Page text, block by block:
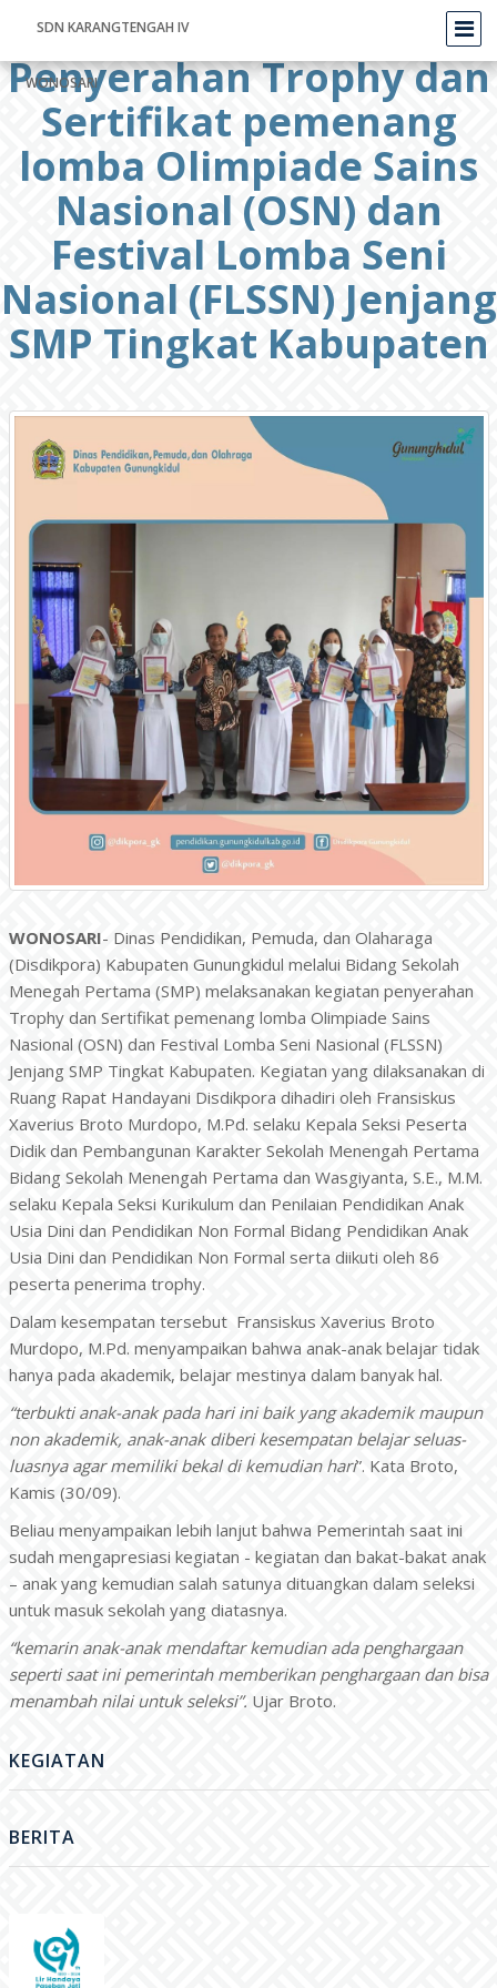
SDN KARANGTENGAH IV
WONOSARI
Penyerahan Trophy dan
Sertifikat pemenang
lomba Olimpiade Sains
Nasional (OSN) dan
Festival Lomba Seni
Nasional (FLSSN) Jenjang
SMP Tingkat Kabupaten
WONOSARI- Dinas Pendidikan, Pemuda, dan Olaharaga
(Disdikpora) Kabupaten Gunungkidul melalui Bidang Sekolah
Menegah Pertama (SMP) melaksanakan kegiatan penyerahan
Trophy dan Sertifikat pemenang lomba Olimpiade Sains
Nasional (OSN) dan Festival Lomba Seni Nasional (FLSSN)
Jenjang SMP Tingkat Kabupaten. Kegiatan yang dilaksanakan di
Ruang Rapat Handayani Disdikpora dihadiri oleh Fransiskus
Xaverius Broto Murdopo, M.Pd. selaku Kepala Seksi Peserta
Didik dan Pembangunan Karakter Sekolah Menengah Pertama
Bidang Sekolah Menengah Pertama dan Wasgiyanta, S.E., M.M.
selaku Kepala Seksi Kurikulum dan Penilaian Pendidikan Anak
Usia Dini dan Pendidikan Non Formal Bidang Pendidikan Anak
Usia Dini dan Pendidikan Non Formal serta diikuti oleh 86
peserta penerima trophy.
Dalam kesempatan tersebut Fransiskus Xaverius Broto
Murdopo, M.Pd. menyampaikan bahwa anak-anak belajar tidak
hanya pada akademik, belajar mestinya dalam banyak hal.
“terbukti anak-anak pada hari ini baik yang akademik maupun
non akademik, anak-anak diberi kesempatan belajar seluas-
luasnya agar memiliki bekal di kemudian hari”. Kata Broto,
Kamis (30/09).
Beliau menyampaikan lebih lanjut bahwa Pemerintah saat ini
sudah mengapresiasi kegiatan - kegiatan dan bakat-bakat anak
– anak yang kemudian salah satunya dituangkan dalam seleksi
untuk masuk sekolah yang diatasnya.
“kemarin anak-anak mendaftar kemudian ada penghargaan
seperti saat ini pemerintah memberikan penghargaan dan bisa
menambah nilai untuk seleksi”. Ujar Broto.
KEGIATAN
BERITA